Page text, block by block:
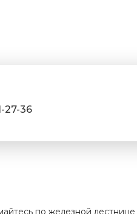
27-36
по железной лестнице